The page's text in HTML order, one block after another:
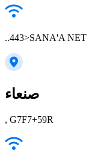
..443>SANA'A NET
صنعاء
, G7F7+59R